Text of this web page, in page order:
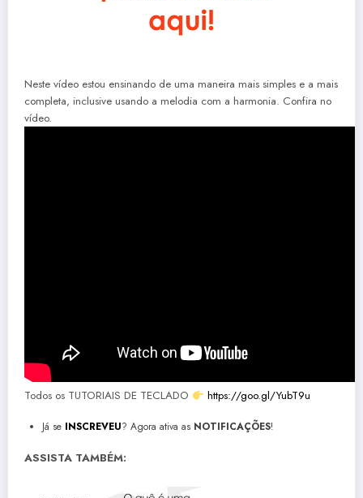
Neste vídeo estou ensinando de uma maneira mais simples e a mais
completa, inclusive usando a melodia com a harmonia. Confira no
vídeo.
Todos os TUTORIAIS DE TECLADO https://goo.gl/YubT9u
Já se INSCREVEU? Agora ativa as NOTIFICAÇÕES!
ASSISTA TAMBÉM: